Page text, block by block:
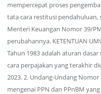
mempercepat proses
tata cara restitusi
Menteri Keuangan Nomor 39/
perubahannya. KETENTUAN
Tahun 1983 adalah aturan
cara perpajakan yang terakhir
2023. 2. Undang-Undang
mengenai PPN dan PPnBM